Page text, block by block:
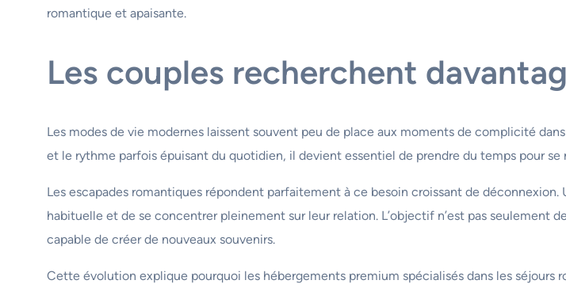
romantique et apaisante.
Les couples recherchent
Les modes de vie modernes laissent souvent peu de place aux moments de complicité
et le rythme parfois épuisant du quotidien, il devient essentiel de prendre du temps pour
Les escapades romantiques répondent parfaitement à ce besoin croissant de
habituelle et de se concentrer pleinement sur leur relation. L’objectif n’est pas seulement
capable de créer de nouveaux souvenirs.
Cette évolution explique pourquoi les hébergements premium spécialisés dans les séjours